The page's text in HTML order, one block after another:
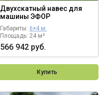
Двухскатный навес для
машины ЭФОР
Габариты: 6×4 м.
Площадь: 24 м²
566 942 руб.
Купить